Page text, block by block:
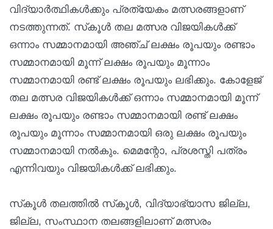
വിദ്യാർത്ഥികൾക്കും പ്രത്യേകം മത്സരങ്ങളാണ്
നടത്തുന്നത്. സ്‌കൂൾ തല മത്സര വിജയികൾക്ക്
ഒന്നാം സമ്മാനമായി അഞ്ച് ലക്ഷം രൂപയും രണ്ടാം
സമ്മാനമായി മൂന്ന് ലക്ഷം രൂപയും മൂന്നാം
സമ്മാനമായി രണ്ട് ലക്ഷം രൂപയും ലഭിക്കും. കോളേജ്
തല മത്സര വിജയികൾക്ക് ഒന്നാം സമ്മാനമായി മൂന്ന്
ലക്ഷം രൂപയും രണ്ടാം സമ്മാനമായി രണ്ട് ലക്ഷം
രൂപയും മൂന്നാം സമ്മാനമായി ഒരു ലക്ഷം രൂപയും
സമ്മാനമായി നൽകും. മെമന്റോ, പ്രശസ്തി പത്രം
എന്നിവയും വിജയികൾക്ക് ലഭിക്കും.
സ്‌കൂൾ തലത്തിൽ സ്‌കൂൾ, വിദ്യാഭ്യാസ ജില്ല,
ജില്ല, സംസ്ഥാന തലങ്ങളിലാണ് മത്സരം